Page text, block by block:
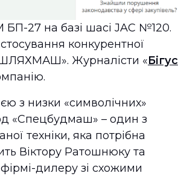
БП-27 на базі шасі JAC №120.
конкурентної
Журналісти «Бігус
з низки «символічних»
«Спецбудмаш» – один з
техніки, яка потрібна
Віктору Ратошнюку та
дилеру зі схожими